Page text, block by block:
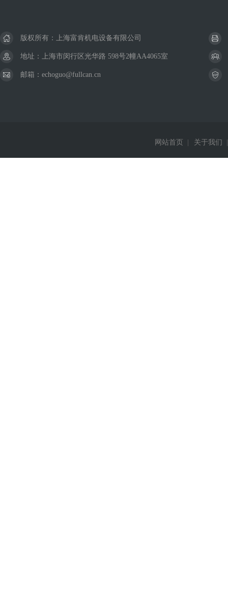
版权所有：上海富肯机电设备有限公司
地址：上海市闵行区光华路 598号2幢AA4065室
邮箱：echoguo@fullcan.cn
网站首页 关于我们